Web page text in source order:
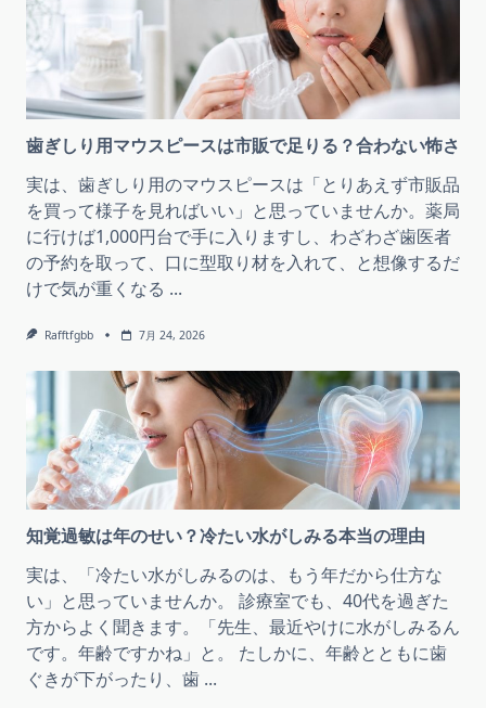
歯ぎしり用マウスピースは市販で足りる？合わない怖さ
実は、歯ぎしり用のマウスピースは「とりあえず市販品
を買って様子を見ればいい」と思っていませんか。薬局
に行けば1,000円台で手に入りますし、わざわざ歯医者
の予約を取って、口に型取り材を入れて、と想像するだ
けで気が重くなる ...
Rafftfgbb 7月 24, 2026
知覚過敏は年のせい？冷たい水がしみる本当の理由
実は、「冷たい水がしみるのは、もう年だから仕方な
い」と思っていませんか。 診療室でも、40代を過ぎた
方からよく聞きます。「先生、最近やけに水がしみるん
です。年齢ですかね」と。 たしかに、年齢とともに歯
ぐきが下がったり、歯 ...